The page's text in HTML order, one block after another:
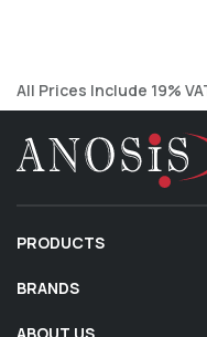
All Prices Include 19%
PRODUCTS
BRANDS